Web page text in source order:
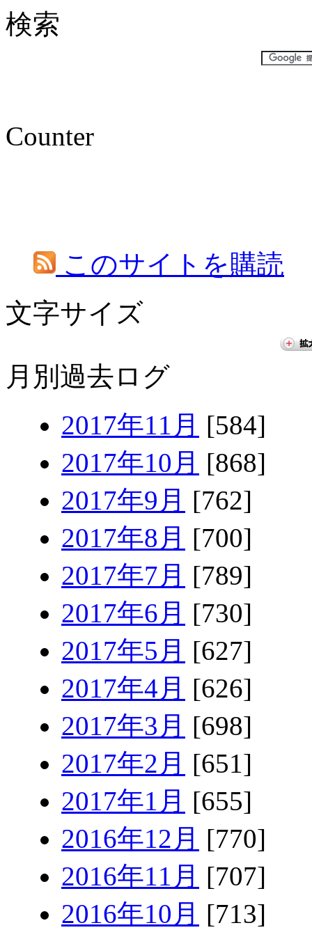
検索
Counter
このサイトを購読
文字サイズ
月別過去ログ
2017年11月 [584]
2017年10月 [868]
2017年9月 [762]
2017年8月 [700]
2017年7月 [789]
2017年6月 [730]
2017年5月 [627]
2017年4月 [626]
2017年3月 [698]
2017年2月 [651]
2017年1月 [655]
2016年12月 [770]
2016年11月 [707]
2016年10月 [713]